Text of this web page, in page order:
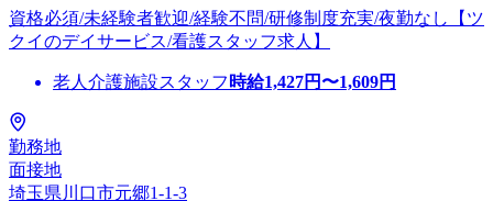
資格必須/未経験者歓迎/経験不問/研修制度充実/夜勤なし【ツ
クイのデイサービス/看護スタッフ求人】
老人介護施設スタッフ 時給1,427円〜1,609円
勤務地
面接地
埼玉県川口市元郷1-1-3